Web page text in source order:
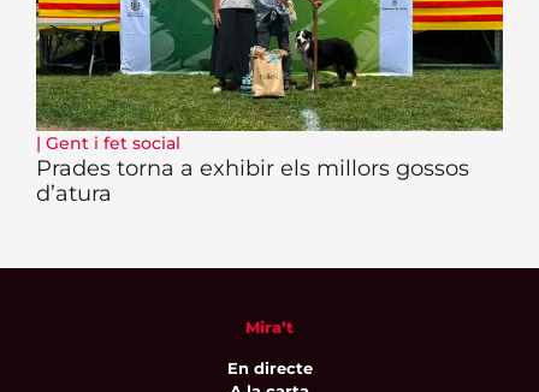
| Gent i fet social
Prades torna a exhibir els millors gossos
d’atura
Mira’t
En directe